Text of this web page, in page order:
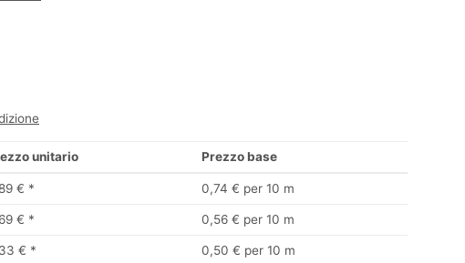
unitario Prezzo base
€ * 0,74 € per 10 m
€ * 0,56 € per 10 m
€ * 0,50 € per 10 m